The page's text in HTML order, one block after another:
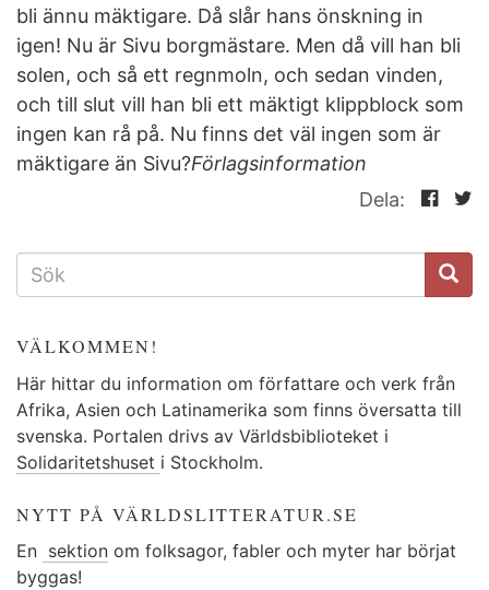
bli ännu mäktigare. Då slår hans önskning in
igen! Nu är Sivu borgmästare. Men då vill han bli
solen, och så ett regnmoln, och sedan vinden,
och till slut vill han bli ett mäktigt klippblock som
ingen kan rå på. Nu finns det väl ingen som är
mäktigare än Sivu?Förlagsinformation
Dela:
SÖKFORMULÄR
VÄLKOMMEN!
Här hittar du information om författare och verk från
Afrika, Asien och Latinamerika som finns översatta till
svenska. Portalen drivs av Världsbiblioteket i
Solidaritetshuset i Stockholm.
NYTT PÅ VÄRLDSLITTERATUR.SE
En sektion om folksagor, fabler och myter har börjat
byggas!